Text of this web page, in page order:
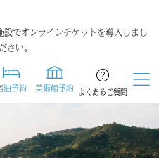
でオンラインチケットを導入しまし
さい。
泊予約 美術館予約 よくあるご質問